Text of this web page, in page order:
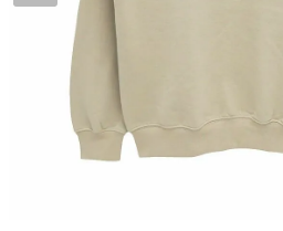
7.8inch
7.9inch
8.0inch
7.9inch
8.0inch
8.1inch
58mm
59mm
ボーンズ STF（エスティーエフ）
パウエルペラルタ DF（ドラゴン
デッキテープ
ボルト
パーツ・その他
24.5cm
25.5cm
シューレース・その他
パンツ
ショーツ
長袖ボタンシャツ
INFO
スケートパーク情報
プライバシーポリシー
特定商取引法に基づく表記